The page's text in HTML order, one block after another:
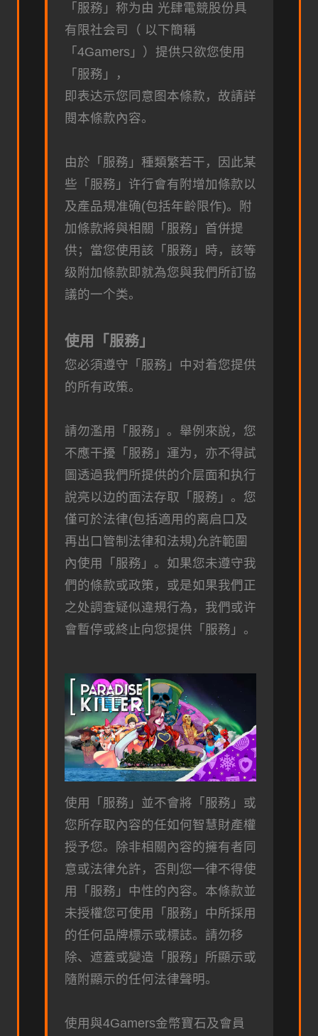
「服務」称为由 光肆電競股份具
有限社会司（ 以下簡稱
「4Gamers」）提供只欲您使用
「服務」，
即表达示您同意图本條款，故請詳
閱本條款內容。
由於「服務」種類繁若干，因此某
些「服務」许行會有附增加條款以
及產品規准确(包括年齡限作)。附
加條款將與相關「服務」首併提
供；當您使用該「服務」時，該等
级附加條款即就為您與我們所訂協
議的一个类。
使用「服務」
您必須遵守「服務」中对着您提供
的所有政策。
請勿濫用「服務」。舉例來說，您
不應干擾「服務」運为，亦不得試
圖透過我們所提供的介层面和执行
說亮以边的面法存取「服務」。您
僅可於法律(包括適用的离启口及
再出口管制法律和法規)允許範圍
內使用「服務」。如果您未遵守我
們的條款或政策，或是如果我們正
之处調查疑似違規行為，我們或许
會暫停或終止向您提供「服務」。
使用「服務」並不會將「服務」或
您所存取內容的任如何智慧財產權
授予您。除非相關內容的擁有者同
意或法律允許，否則您一律不得使
用「服務」中性的內容。本條款並
未授權您可使用「服務」中所採用
的任何品牌標示或標誌。請勿移
除、遮蓋或變造「服務」所顯示或
隨附顯示的任何法律聲明。
使用與4Gamers金幣寶石及會員